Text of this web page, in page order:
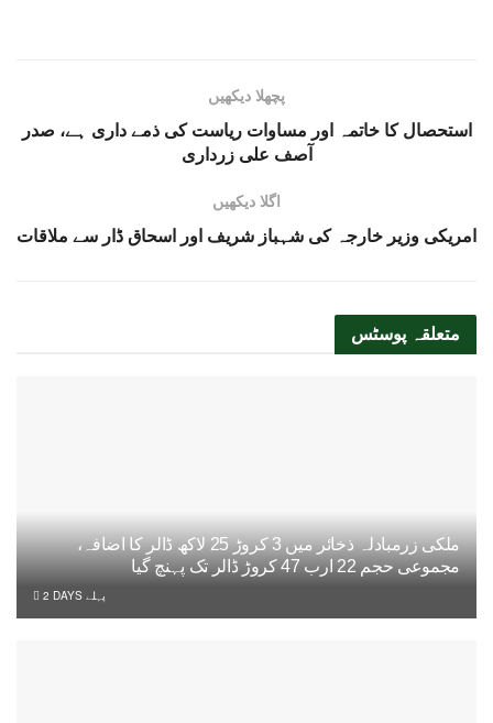
پچھلا دیکھیں
استحصال کا خاتمہ اور مساوات ریاست کی ذمے داری ہے، صدر
آصف علی زرداری
اگلا دیکھیں
امریکی وزیر خارجہ کی شہباز شریف اور اسحاق ڈار سے ملاقات
متعلقہ پوسٹس
ملکی زرمبادلہ ذخائر میں 3 کروڑ 25 لاکھ ڈالر کا اضافہ،
مجموعی حجم 22 ارب 47 کروڑ ڈالر تک پہنچ گیا
2 DAYS پہلے